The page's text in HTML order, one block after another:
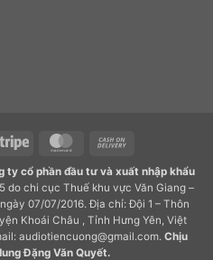
Stripe MasterCard
Delivery
ty cổ phần đầu tư và xuất nhập khẩu
do chi cục Thuế khu vực Văn Giang –
07/07/2016. Địa chỉ: Đội 1 – Thôn
Khoái Châu , Tỉnh Hưng Yên, Việt
audiotiencuong@gmail.com. Chịu
Đặng Văn Quyết.